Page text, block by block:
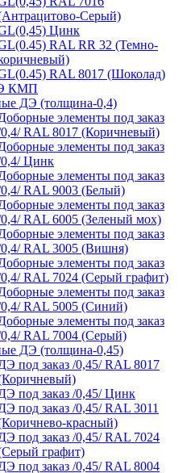
Серый)
Цинк
RAL RR 32 (Темно-
RAL 8017 (Шоколад)
КМП
ДЭ (толщина-0,4)
элементы под заказ
RAL 8017 (Коричневый)
элементы под заказ
Цинк
элементы под заказ
RAL 9003 (Белый)
элементы под заказ
RAL 6005 (Зеленый мох)
элементы под заказ
RAL 3005 (Вишня)
элементы под заказ
RAL 7024 (Серый графит)
элементы под заказ
RAL 5005 (Синий)
элементы под заказ
RAL 7004 (Серый)
ДЭ (толщина-0,45)
под заказ /0,45/ RAL 8017
под заказ /0,45/ Цинк
под заказ /0,45/ RAL 3011
красный)
под заказ /0,45/ RAL 7024
графит)
под заказ /0,45/ RAL 8004